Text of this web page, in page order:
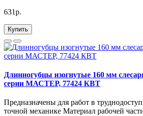
631р.
Купить
Длинногубцы изогнутые 160 мм
серии МАСТЕР, 77424 КВТ
Предназначены для работ в
точной механике Материал рабочей